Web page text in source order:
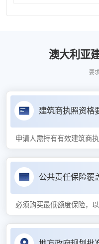
澳大利亚
要
建筑商执照资格
申请人需持有有效建筑商
公共责任保险覆
必须购买最低额度保险，